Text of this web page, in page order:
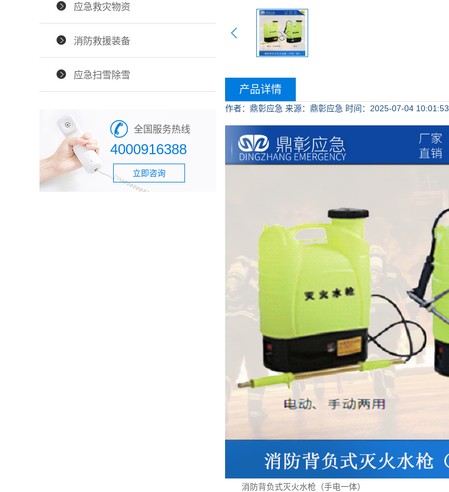
应急救灾物资
消防救援装备
应急扫雪除雪
全国服务热线
4000916388
立即咨询
产品详情
作者：鼎彰应急 来源：鼎彰应急 时间：2025-07-04 10:01:53
消防背负式灭火水枪（手电一体）